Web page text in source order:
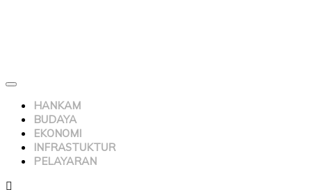
HANKAM
BUDAYA
EKONOMI
INFRASTUKTUR
PELAYARAN